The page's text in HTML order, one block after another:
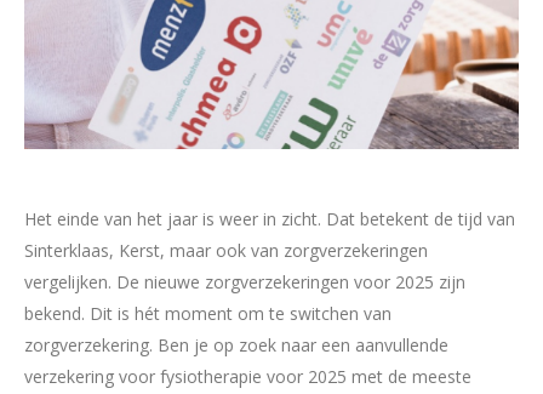
Het einde van het jaar is weer in zicht. Dat betekent de tijd van
Sinterklaas, Kerst, maar ook van zorgverzekeringen
vergelijken. De nieuwe zorgverzekeringen voor 2025 zijn
bekend. Dit is hét moment om te switchen van
zorgverzekering. Ben je op zoek naar een aanvullende
verzekering voor fysiotherapie voor 2025 met de meeste